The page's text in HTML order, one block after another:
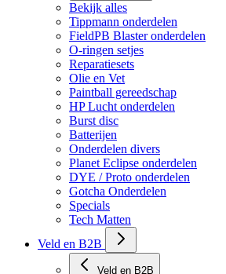
Bekijk alles
Tippmann onderdelen
FieldPB Blaster onderdelen
O-ringen setjes
Reparatiesets
Olie en Vet
Paintball gereedschap
HP Lucht onderdelen
Burst disc
Batterijen
Onderdelen divers
Planet Eclipse onderdelen
DYE / Proto onderdelen
Gotcha Onderdelen
Specials
Tech Matten
Veld en B2B
Veld en B2B